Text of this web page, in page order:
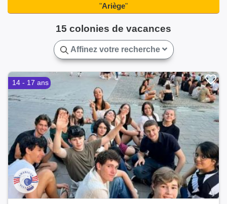
15 colonies de vacances
"Ariège"
Affinez votre recherche
14 - 17 ans